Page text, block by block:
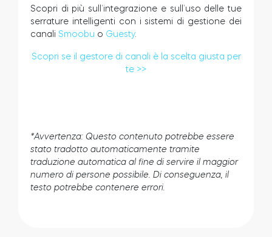
Scopri di più sull’integrazione e sull’uso delle tue
serrature intelligenti con i sistemi di gestione dei
canali Smoobu o Guesty.
Scopri se il gestore di canali è la scelta giusta per
te >>
*Avvertenza: Questo contenuto potrebbe essere
stato tradotto automaticamente tramite
traduzione automatica al fine di servire il maggior
numero di persone possibile. Di conseguenza, il
testo potrebbe contenere errori.